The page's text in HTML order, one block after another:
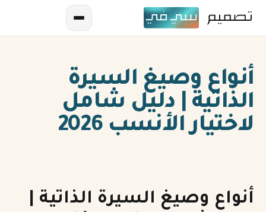
ES
أنواع وصيغ السيرة
الذاتية | دليل شامل
لاختيار الأنسب 2026
أنواع وصيغ السيرة الذاتية |